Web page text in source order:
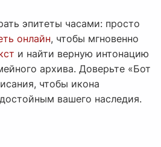
эпитеты часами: просто
онлайн, чтобы мгновенно
и найти верную интонацию
архива. Доверьте «Бот
чтобы икона
вашего наследия.